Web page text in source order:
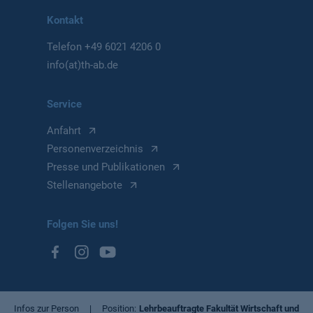
Infos zur Person Position Lehrbeauftragte Fakultät Wirtschaft und
Kontakt
Telefon+49 6021 4206 0
info(at)th-ab.de
Service
Anfahrt
Personenverzeichnis
Presse und Publikationen
Stellenangebote
Folgen Sie uns!